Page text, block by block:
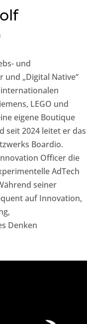
und
„Digital Native“
LEGO und
eigene Boutique
seit 2024 leitet er das
Boardio.
Officer die
AdTech
seiner
auf Innovation,
Denken